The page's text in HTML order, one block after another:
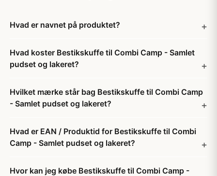
Hvad er navnet på produktet?
Hvad koster Bestikskuffe til Combi Camp - Samlet
pudset og lakeret?
Hvilket mærke står bag Bestikskuffe til Combi Camp
- Samlet pudset og lakeret?
Hvad er EAN / Produktid for Bestikskuffe til Combi
Camp - Samlet pudset og lakeret?
Hvor kan jeg købe Bestikskuffe til Combi Camp -